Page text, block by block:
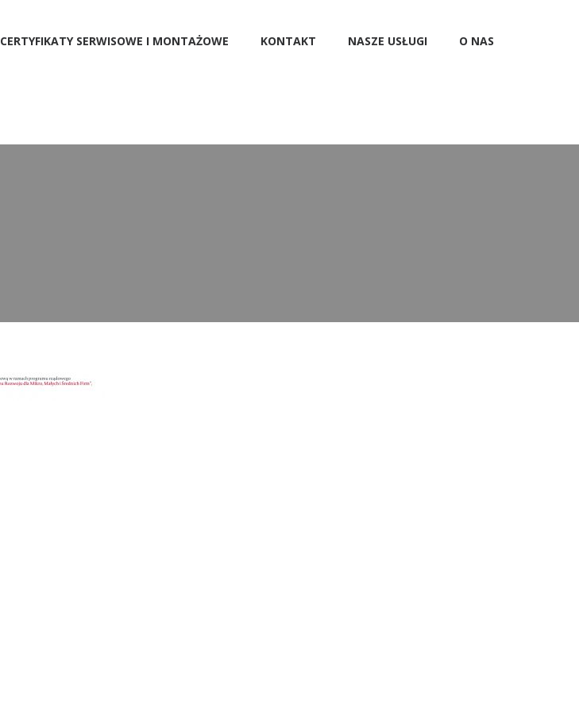
CERTYFIKATY SERWISOWE I MONTAŻOWE KONTAKT NASZE USŁUGI O NAS